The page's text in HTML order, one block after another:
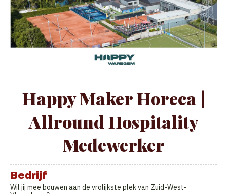
Happy Maker Horeca |
Allround Hospitality
Medewerker
Bedrijf
Wil jij mee bouwen aan de vrolijkste plek van Zuid-West-